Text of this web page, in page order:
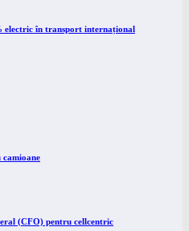
electric în transport internațional
camioane
(CFO) pentru cellcentric